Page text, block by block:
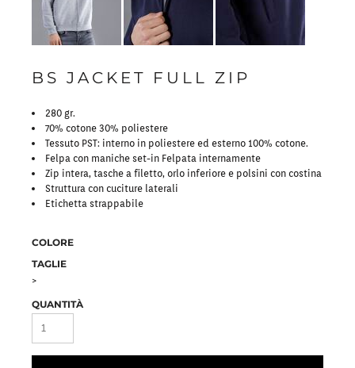
BS JACKET FULL ZIP
280 gr.
70% cotone 30% poliestere
Tessuto PST: interno in poliestere ed esterno 100% cotone.
Felpa con maniche set-in Felpata internamente
Zip intera, tasche a filetto, orlo inferiore e polsini con costina
Struttura con cuciture laterali
Etichetta strappabile
COLORE
TAGLIE
>
QUANTITÀ